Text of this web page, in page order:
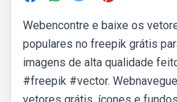
Webencontre e baixe os
populares no freepik grátis
imagens de alta qualidade
#freepik #vector.